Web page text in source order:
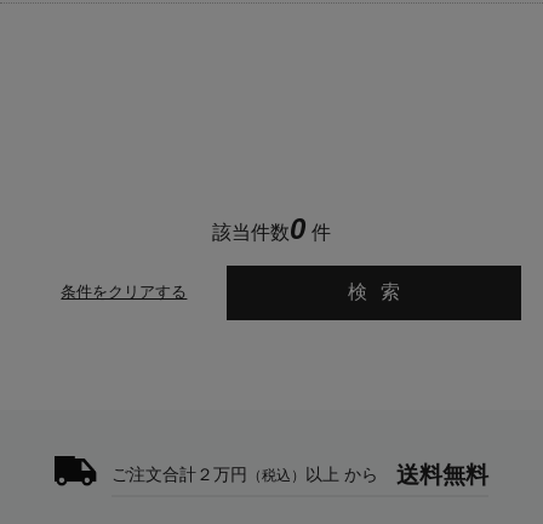
該当件数0 件
検索
条件をクリアする
ご注文合計２万円 （税込） 以上 から 送料無料